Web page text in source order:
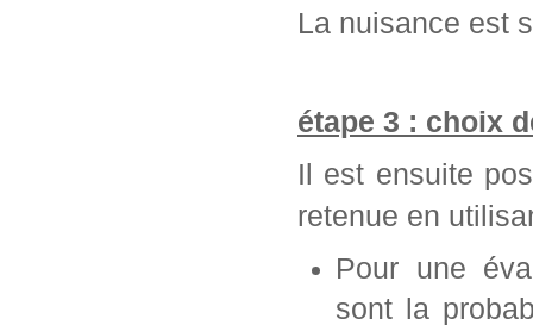
La nuisance est
étape 3 : choix
Il est ensuite
retenue en
Pour une
sont la